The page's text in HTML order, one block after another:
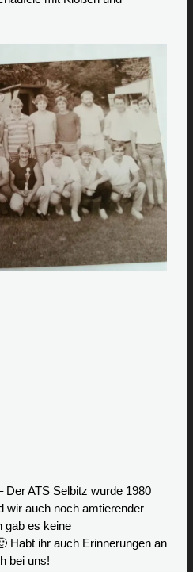
Der ATS Selbitz wurde 1980
wir auch noch amtierender
gab es keine
Habt ihr auch Erinnerungen an
bei uns!